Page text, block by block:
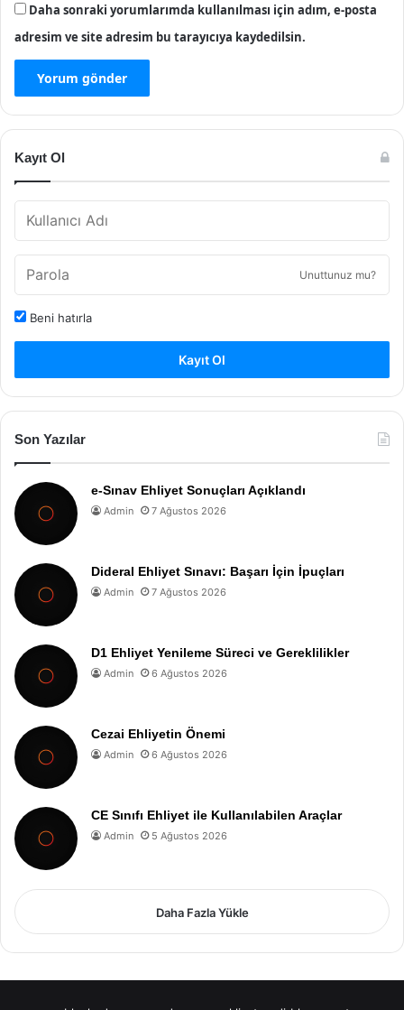
Daha sonraki yorumlarımda kullanılması için adım, e-posta
adresim ve site adresim bu tarayıcıya kaydedilsin.
Kayıt Ol
Unuttunuz mu?
Beni hatırla
Kayıt Ol
Son Yazılar
e-Sınav Ehliyet Sonuçları Açıklandı
Admin 7 Ağustos 2026
Dideral Ehliyet Sınavı: Başarı İçin İpuçları
Admin 7 Ağustos 2026
D1 Ehliyet Yenileme Süreci ve Gereklilikler
Admin 6 Ağustos 2026
Cezai Ehliyetin Önemi
Admin 6 Ağustos 2026
CE Sınıfı Ehliyet ile Kullanılabilen Araçlar
Admin 5 Ağustos 2026
Daha Fazla Yükle